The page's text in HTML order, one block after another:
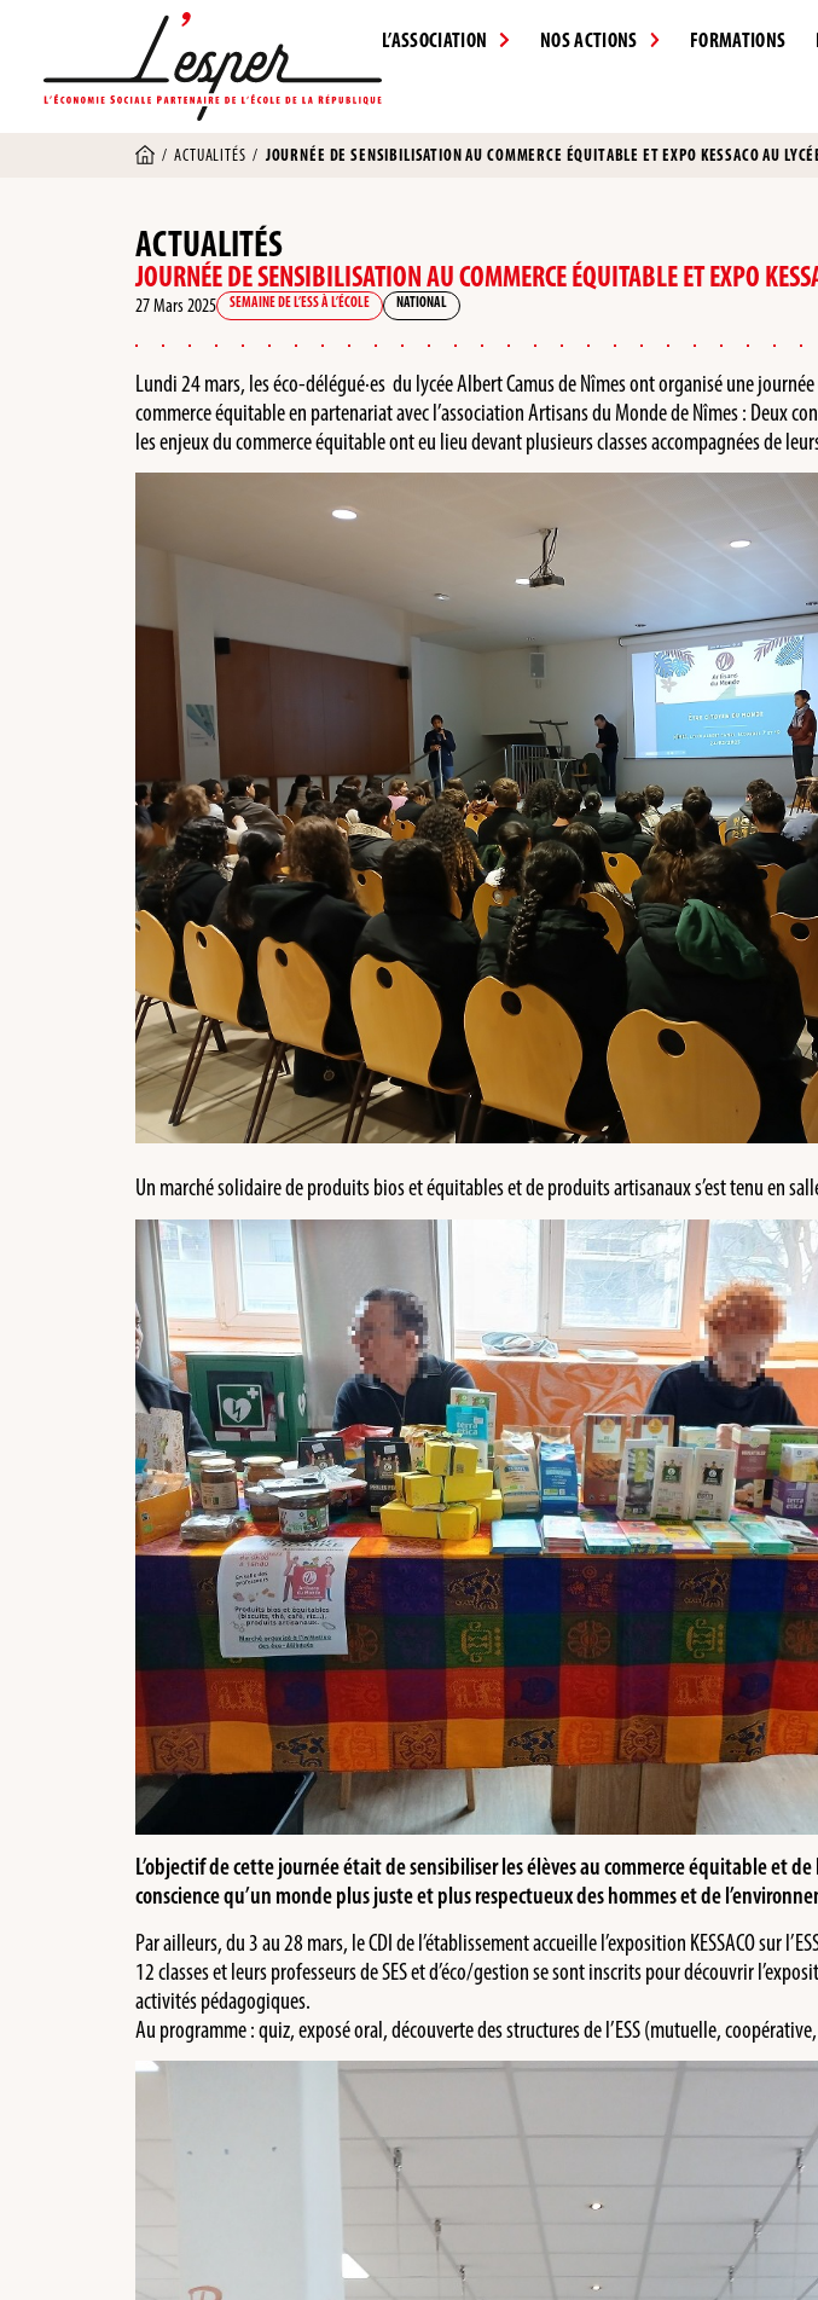
L’ASSOCIATION NOS ACTIONS FORMATIONS
/ACTUALITÉS / JOURNÉE DE SENSIBILISATION AU COMMERCE ÉQUITABLE ET EXPO KESSACO AU
ACTUALITÉS
JOURNÉE DE SENSIBILISATION AU COMMERCE ÉQUITABLE ET EXPO
27 Mars 2025 SEMAINE DE L’ESS À L’ÉCOLE NATIONAL
Lundi 24 mars, les éco-délégué·es du lycée Albert Camus de Nîmes ont organisé une
commerce équitable en partenariat avec l’association Artisans du Monde de Nîmes : Deux
les enjeux du commerce équitable ont eu lieu devant plusieurs classes accompagnées de
Un marché solidaire de produits bios et équitables et de produits artisanaux s’est tenu en
L’objectif de cette journée était de sensibiliser les élèves au commerce équitable et
conscience qu’un monde plus juste et plus respectueux des hommes et de
Par ailleurs, du 3 au 28 mars, le CDI de l’établissement accueille l’exposition KESSACO sur
12 classes et leurs professeurs de SES et d’éco/gestion se sont inscrits pour découvrir
activités pédagogiques.
Au programme : quiz, exposé oral, découverte des structures de l’ESS (mutuelle,